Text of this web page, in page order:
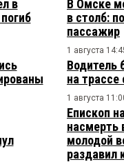
в
В Омске
в столб:
пассажир
1 августа
Водитель
на
1 августа
Епископ
насмерть
молодой
раздавил